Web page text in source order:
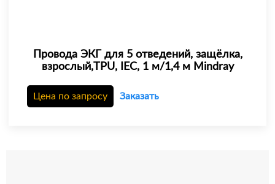
Провода ЭКГ для 5 отведений, защёлка,
взрослый,TPU, IEC, 1 м/1,4 м Mindray
Цена по запросу Заказать